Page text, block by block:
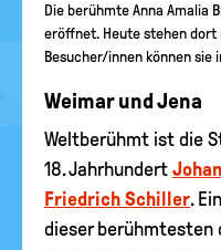
Die berühmte Anna Amalia
eröffnet. Heute stehen dort
Besucher/innen können sie
Weimar und Jena
Weltberühmt ist die
18. Jahrhundert
Friedrich Schiller.
dieser